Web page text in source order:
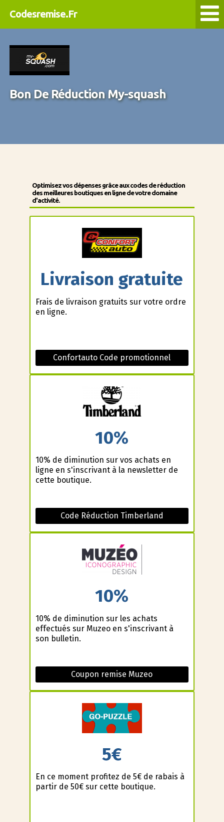
Codesremise.Fr
Bon De Réduction My-squash
Optimisez vos dépenses grâce aux codes de réduction
des meilleures boutiques en ligne de votre domaine
d'activité.
Livraison gratuite
Frais de livraison gratuits sur votre ordre
en ligne.
Confortauto Code promotionnel
10%
10% de diminution sur vos achats en
ligne en s'inscrivant à la newsletter de
cette boutique.
Code Réduction Timberland
10%
10% de diminution sur les achats
effectués sur Muzeo en s'inscrivant à
son bulletin.
Coupon remise Muzeo
5€
En ce moment profitez de 5€ de rabais à
partir de 50€ sur cette boutique.